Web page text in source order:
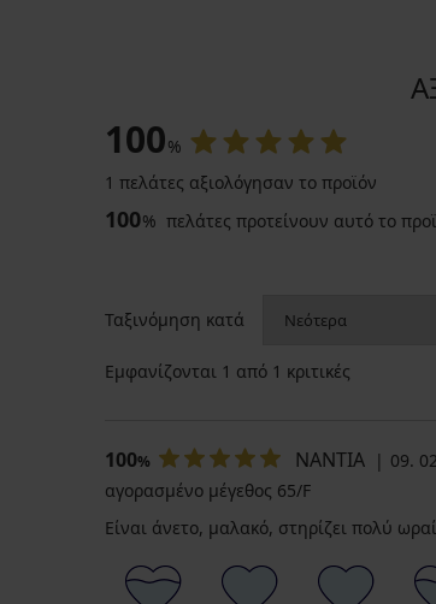
100%
1 πελάτες αξιολόγησαν το προϊόν
100% πελάτες προτείνουν αυτό το
Ταξινόμηση κατά
Εμφανίζονται 1 από 1 κριτικές
100% ΝΑΝΤΙΑ 09.
αγορασμένο μέγεθος 65/F
Είναι άνετο, μαλακό, στηρίζει πολύ